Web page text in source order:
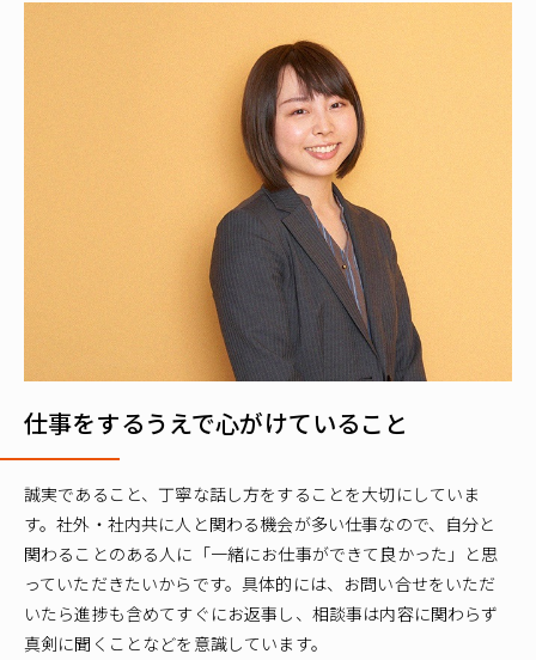
仕事をするうえで心がけていること
誠実であること、丁寧な話し方をすることを大切にしていま
す。社外・社内共に人と関わる機会が多い仕事なので、自分と
関わることのある人に「一緒にお仕事ができて良かった」と思
っていただきたいからです。具体的には、お問い合せをいただ
いたら進捗も含めてすぐにお返事し、相談事は内容に関わらず
真剣に聞くことなどを意識しています。